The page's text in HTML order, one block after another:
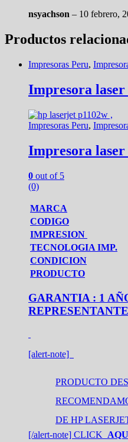
nsyachson – 10 febrero,
Productos
Impresoras Peru,
Impresora
Impresoras Peru,
Impresora
0 out of 5
(0)
MARCA
CODIGO
IMPRESION
TECNOLOGIA IMP.
CONDICION
PRODUCTO
GARANTIA : 1
[alert-note]
PRODUCTO
DE HP
[/alert-note] CLICK